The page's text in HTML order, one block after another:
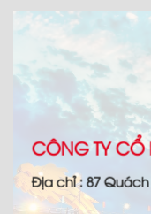
CÔNG TY CỔ
Địa chỉ : 87 Quách